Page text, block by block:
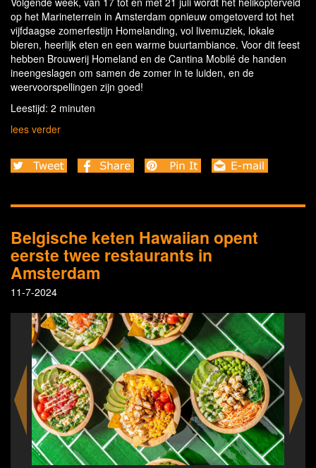
op het Marineterrein in Amsterdam opnieuw omgetoverd tot het
vijfdaagse zomerfestijn Homelanding, vol livemuziek, lokale
bieren, heerlijk eten en een warme buurtambiance. Voor dit feest
hebben Brouwerij Homeland en de Cantina Mobilé de handen
ineengeslagen om samen de zomer in te luiden, en de
weervoorspellingen zijn goed!
Leestijd: 2 minuten
lees verder
Belgische keten Hawaiian opent
eerste twee restaurants in
Amsterdam
11-7-2024